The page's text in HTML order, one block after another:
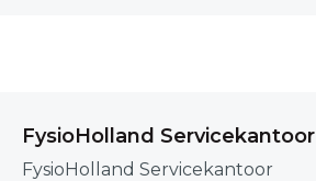
FysioHolland Servicekantoor
FysioHolland Servicekantoor